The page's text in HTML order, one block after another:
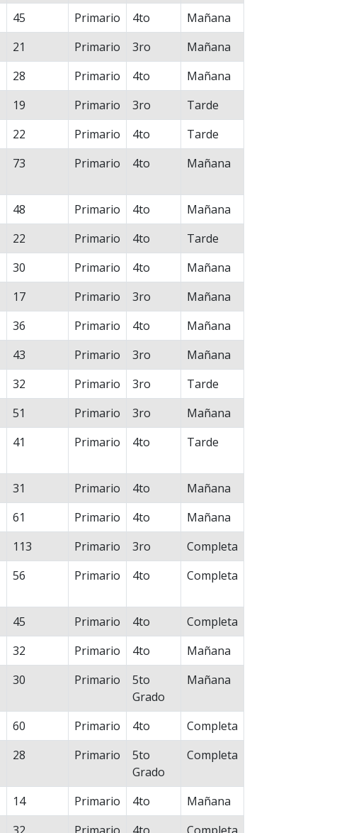
45 Primario 4to
Mañana
21 Primario 3ro
Mañana
28 Primario 4to
Mañana
19 Primario 3ro
Tarde
22 Primario 4to
Tarde
73 Primario 4to Mañana
48 Primario 4to
Mañana
22 Primario 4to
Tarde
30 Primario 4to
Mañana
17 Primario 3ro
Mañana
36 Primario 4to
Mañana
43 Primario 3ro
Mañana
32 Primario 3ro
Tarde
51 Primario 3ro
Mañana
41 Primario 4to Tarde
31 Primario 4to
Mañana
61 Primario 4to
Mañana
113 Primario 3ro
Completa
56 Primario 4to Completa
45 Primario 4to
Completa
32 Primario 4to
Mañana
30 Primario
5to
Grado
Mañana
60 Primario 4to
Completa
28 Primario
5to
Grado
Completa
14 Primario 4to
Mañana